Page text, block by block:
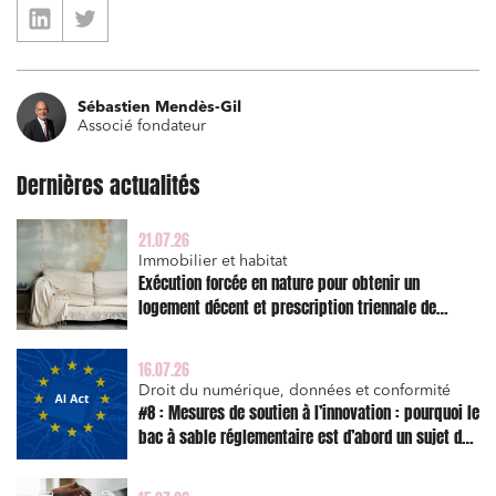
Sébastien Mendès-Gil
Associé fondateur
Dernières actualités
21.07.26
Immobilier et habitat
Exécution forcée en nature pour obtenir un
logement décent et prescription triennale de
16.07.26
Droit du numérique, données et conformité
#8 : Mesures de soutien à l’innovation : pourquoi le
bac à sable réglementaire est d’abord un sujet de
Mobilité et transport
Règlement des litiges
Relations sociales et droit du travail
Services publics et collectivités
Commande publique
Projets immobiliers
Environnement
Urbanisme et aménagement
Banque finance et assurance
Droit des sociétés et Fusions-Acquisitions